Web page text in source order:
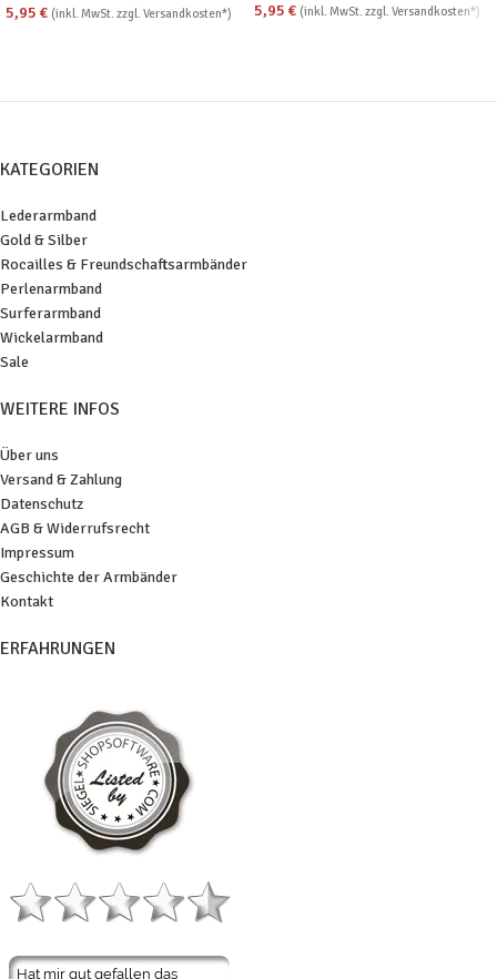
5,95 € (inkl. MwSt. zzgl. Versandkosten*) 5,95 € (inkl. MwSt. zzgl. Versandkosten*)
KATEGORIEN
Lederarmband
Gold & Silber
Rocailles & Freundschaftsarmbänder
Perlenarmband
Surferarmband
Wickelarmband
Sale
WEITERE INFOS
Über uns
Versand & Zahlung
Datenschutz
AGB & Widerrufsrecht
Impressum
Geschichte der Armbänder
Kontakt
ERFAHRUNGEN